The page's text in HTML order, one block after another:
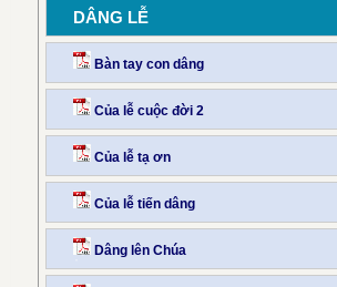
DÂNG LỄ
Bàn tay con dâng
Của lễ cuộc đời 2
Của lễ tạ ơn
Của lễ tiến dâng
Dâng lên Chúa